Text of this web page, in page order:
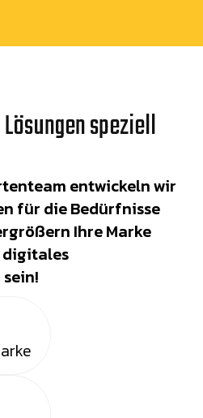
speziell
entwickeln wir
für die Bedürfnisse
Ihre Marke
digitales